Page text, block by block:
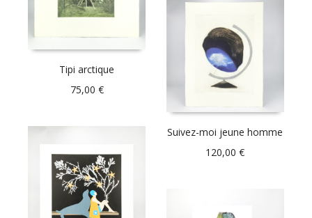
Tipi arctique
75,00 €
Suivez-moi jeune homme
120,00€